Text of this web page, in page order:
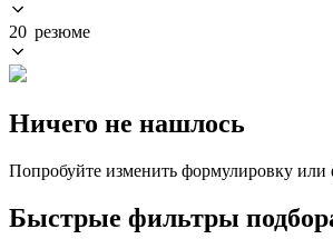
20 резюме
Ничего не нашлось
Попробуйте изменить формулировку или
Быстрые фильтры